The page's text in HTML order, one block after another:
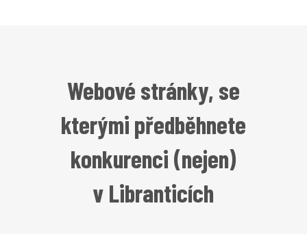
Webové stránky, se
kterými předběhnete
konkurenci (nejen)
v Libranticích